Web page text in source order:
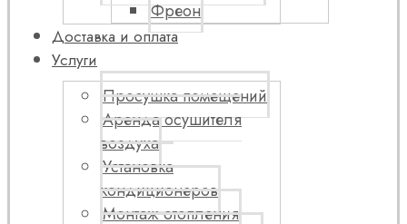
Фреон
Доставка и оплата
Услуги
Просушка помещений
Аренда осушителя
воздуха
Установка
кондиционеров
Монтаж отопления